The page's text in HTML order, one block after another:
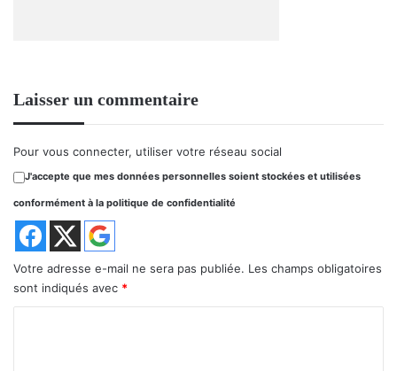
Laisser un commentaire
Pour vous connecter, utiliser votre réseau social
J'accepte que mes données personnelles soient stockées et utilisées
conformément à la politique de confidentialité
Votre adresse e-mail ne sera pas publiée. Les champs obligatoires
sont indiqués avec *